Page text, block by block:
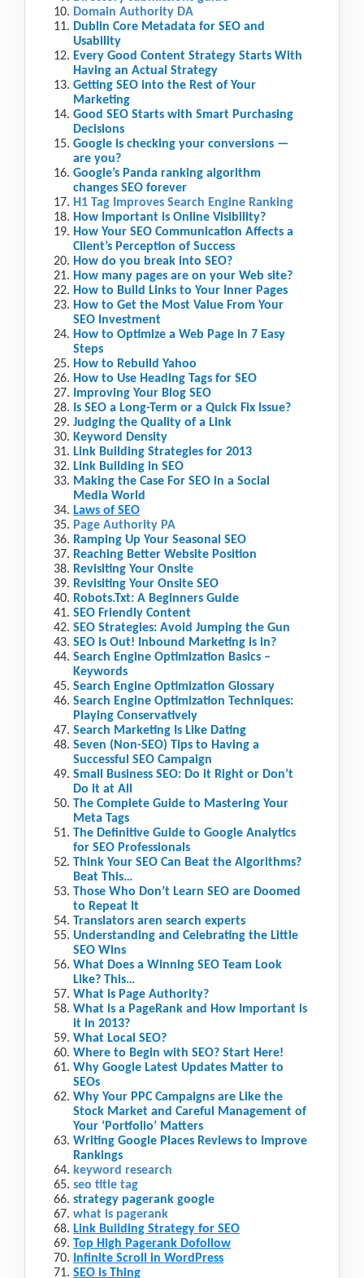
Domain Authority DA
Dublin Core Metadata for SEO and
Usability
Every Good Content Strategy Starts With
Having an Actual Strategy
Getting SEO into the Rest of Your
Marketing
Good SEO Starts with Smart Purchasing
Decisions
Google is checking your conversions —
are you?
Google’s Panda ranking algorithm
changes SEO forever
H1 Tag Improves Search Engine Ranking
How Important is Online Visibility?
How Your SEO Communication Affects a
Client’s Perception of Success
How do you break into SEO?
How many pages are on your Web site?
How to Build Links to Your Inner Pages
How to Get the Most Value From Your
SEO Investment
How to Optimize a Web Page in 7 Easy
Steps
How to Rebuild Yahoo
How to Use Heading Tags for SEO
Improving Your Blog SEO
Is SEO a Long-Term or a Quick Fix Issue?
Judging the Quality of a Link
Keyword Density
Link Building Strategies for 2013
Link Building in SEO
Making the Case For SEO in a Social
Media World
Laws of SEO
Page Authority PA
Ramping Up Your Seasonal SEO
Reaching Better Website Position
Revisiting Your Onsite
Revisiting Your Onsite SEO
Robots.Txt: A Beginners Guide
SEO Friendly Content
SEO Strategies: Avoid Jumping the Gun
SEO is Out! Inbound Marketing is in?
Search Engine Optimization Basics –
Keywords
Search Engine Optimization Glossary
Search Engine Optimization Techniques:
Playing Conservatively
Search Marketing Is Like Dating
Seven (Non-SEO) Tips to Having a
Successful SEO Campaign
Small Business SEO: Do it Right or Don’t
Do it at All
The Complete Guide to Mastering Your
Meta Tags
The Definitive Guide to Google Analytics
for SEO Professionals
Think Your SEO Can Beat the Algorithms?
Beat This…
Those Who Don’t Learn SEO are Doomed
to Repeat It
Translators aren search experts
Understanding and Celebrating the Little
SEO Wins
What Does a Winning SEO Team Look
Like? This…
What is Page Authority?
What is a PageRank and How Important is
it in 2013?
What Local SEO?
Where to Begin with SEO? Start Here!
Why Google Latest Updates Matter to
SEOs
Why Your PPC Campaigns are Like the
Stock Market and Careful Management of
Your ‘Portfolio’ Matters
Writing Google Places Reviews to Improve
Rankings
keyword research
seo title tag
strategy pagerank google
what is pagerank
Link Building Strategy for SEO
Top High Pagerank Dofollow
Infinite Scroll in WordPress
SEO is Thing